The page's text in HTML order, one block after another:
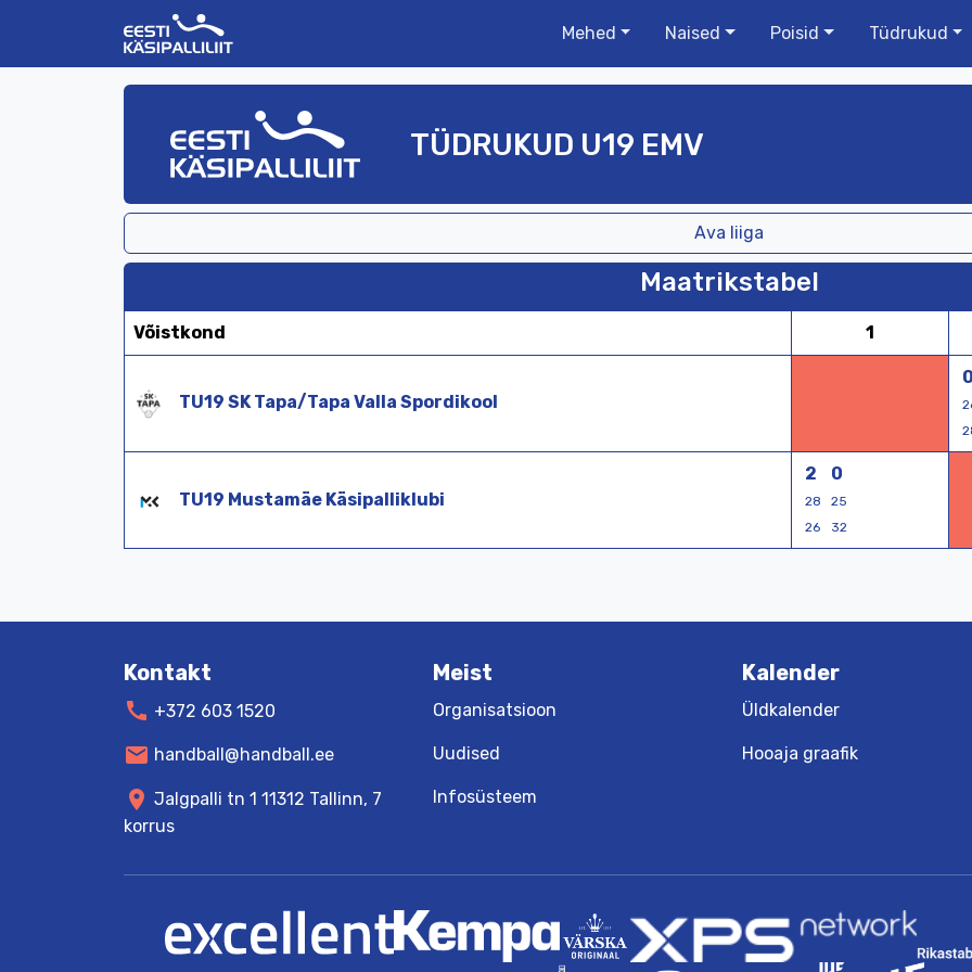
Mehed Naised Poisid Tüdrukud
TÜDRUKUD U19 EMV
Ava liiga
Maatrikstabel
Võistkond 1
TU19 SKTapa/Tapa Valla Spordi kool
TU19 Mustamäe Käsipalli klubi
2
28
26
0
25
32
Kontakt
call +372 603 1520
mail handball@handball.ee
location_on Jalgpalli tn 1 11312 Tallinn, 7
korrus
Meist
Organisatsioon
Uudised
Infosüsteem
Kalender
Üldkalender
Hooaja graafik